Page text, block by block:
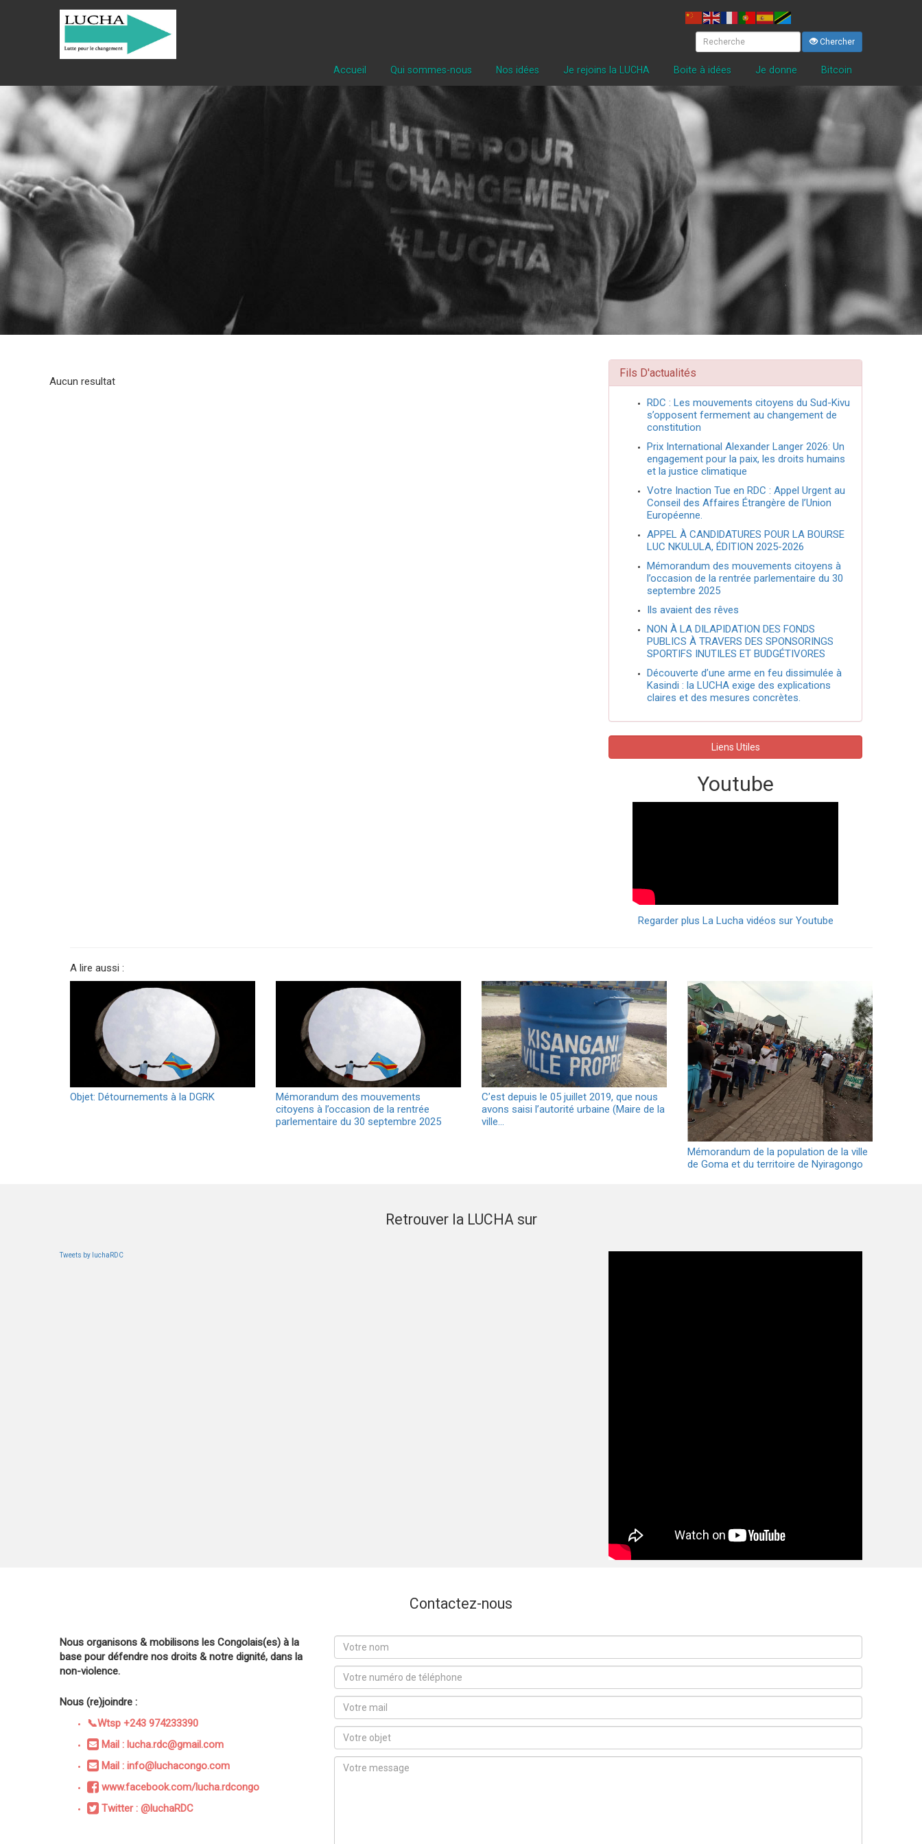
Chercher
Accueil Qui sommes-nous Nos idées Je rejoins la LUCHA Boite à idées Je donne Bitcoin
Aucun resultat
Fils D'actualités
RDC : Les mouvements citoyens du Sud-Kivu
s’opposent fermement au changement de
constitution
Prix International Alexander Langer 2026: Un
engagement pour la paix, les droits humains
et la justice climatique
Votre Inaction Tue en RDC : Appel Urgent au
Conseil des Affaires Étrangère de l’Union
Européenne.
APPEL À CANDIDATURES POUR LA BOURSE
LUC NKULULA, ÉDITION 2025-2026
Mémorandum des mouvements citoyens à
l’occasion de la rentrée parlementaire du 30
septembre 2025
Ils avaient des rêves
NON À LA DILAPIDATION DES FONDS
PUBLICS À TRAVERS DES SPONSORINGS
SPORTIFS INUTILES ET BUDGÉTIVORES
Découverte d’une arme en feu dissimulée à
Kasindi : la LUCHA exige des explications
claires et des mesures concrètes.
Liens Utiles
Youtube
Regarder plus La Lucha vidéos sur Youtube
A lire aussi :
Objet: Détournements à la DGRK
Mémorandum des mouvements
citoyens à l’occasion de la rentrée
parlementaire du 30 septembre 2025
C’est depuis le 05 juillet 2019, que nous
avons saisi l’autorité urbaine (Maire de la
ville…
Mémorandum de la population de la ville
de Goma et du territoire de Nyiragongo
Retrouver la LUCHA sur
Tweets by luchaRDC
Contactez-nous
Nous organisons & mobilisons les Congolais(es) à la
base pour défendre nos droits & notre dignité, dans la
non-violence.
Nous (re)joindre :
📞Wtsp +243 974233390
Mail : lucha.rdc@gmail.com
Mail : info@luchacongo.com
www.facebook.com/lucha.rdcongo
Twitter : @luchaRDC